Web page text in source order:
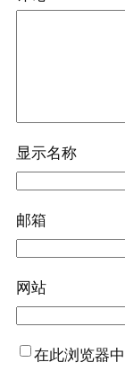
显示名称
邮箱
网站
在此浏览器